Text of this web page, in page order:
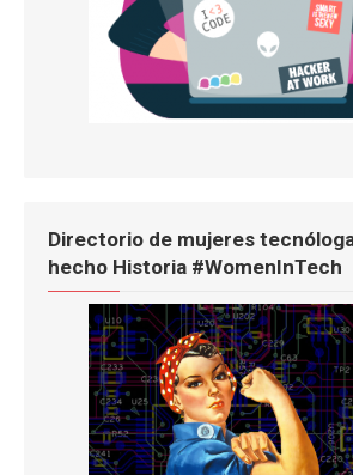
Directorio de mujeres
hecho Historia #WomenInTech